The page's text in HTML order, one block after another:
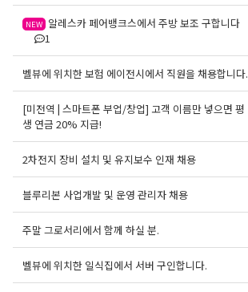
NEW 알레스카 페어뱅크스에서 주방 보조 구합니다
1
벨뷰에 위치한 보험 에이전시에서 직원을 채용합니다.
[미전역 | 스마트폰 부업/창업] 고객 이름만 넣으면 평
생 연금 20% 지급!
2차전지 장비 설치 및 유지보수 인재 채용
블루리본 사업개발 및 운영 관리자 채용
주말 그로서리에서 함께 하실 분.
벨뷰에 위치한 일식집에서 서버 구인합니다.